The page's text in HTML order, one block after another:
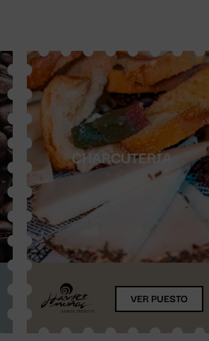
CHARCUTERÍA
VER PUESTO